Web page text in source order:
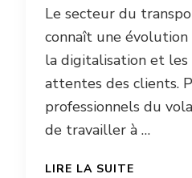
Le secteur du
connaît une
la digitalisation et les
attentes des clients.
professionnels du
de travailler à …
LIRE LA SUITE